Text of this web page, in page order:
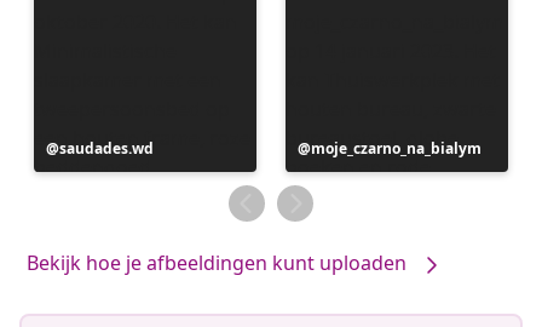
Bericht
gepubliceerd
saudades.wd
Bericht
gepubliceerd
door
moje_czarno_na_bialym
Bekijk hoe je afbeeldingen kunt uploaden